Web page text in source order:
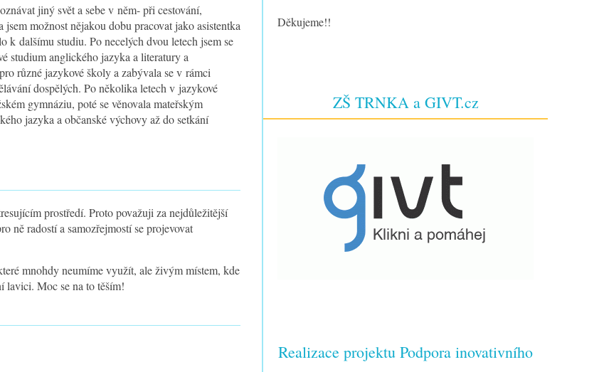
jiný svět a sebe v něm- při cestování,
možnost nějakou dobu pracovat jako asistentka
dalšímu studiu. Po necelých dvou letech jsem se
studium anglického jazyka a literatury a
různé jazykové školy a zabývala se v rámci
dospělých. Po několika letech v jazykové
gymnáziu, poté se věnovala mateřským
jazyka a občanské výchovy až do setkání
prostředí. Proto považuji za nejdůležitější
ně radostí a samozřejmostí se projevovat
mnohdy neumíme využít, ale živým místem, kde
lavici. Moc se na to těším!
Děkujeme!!
ZŠ TRNKA a GIVT.cz
Realizace projektu Podpora inovativního